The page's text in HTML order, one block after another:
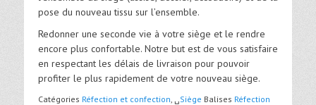
pose du nouveau tissu sur l’ensemble.
Redonner une seconde vie à votre siège et le rendre
encore plus confortable. Notre but est de vous satisfaire
en respectant les délais de livraison pour pouvoir
profiter le plus rapidement de votre nouveau siège.
Catégories Réfection et confection , ␣Siège Balises Réfection